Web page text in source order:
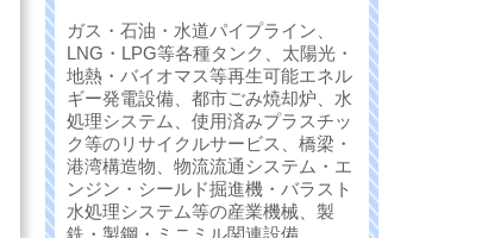
ガス・石油・水道パイプライン、
LNG・LPG等各種タンク、太陽光・
地熱・バイオマス等再生可能エネル
ギー発電設備、都市ごみ焼却炉、水
処理システム、使用済みプラスチッ
ク等のリサイクルサービス、橋梁・
港湾構造物、物流流通システム・エ
ンジン・シールド掘進機・バラスト
水処理システム等の産業機械、製
銑・製鋼・ミニミル関連設備、